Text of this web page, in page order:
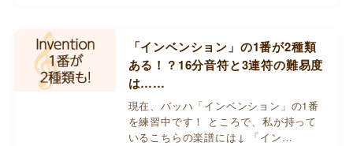
「インベンション」の1番が2種類
ある！？16分音符と3連符の難易度
は……
現在、バッハ「インベンション」の1番
を練習中です！ ところで、私が持って
いるこちらの楽譜には↓ 「イン…